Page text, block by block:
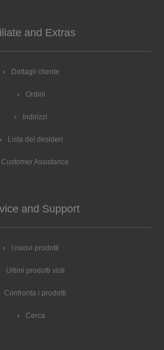
and Extras
Dettagli cliente
Ordini
Indirizzi
Lista dei desideri
Customer Assistance
and Support
I nuovi prodotti
Ultimi prodotti visti
Confronta i prodotti
Cerca